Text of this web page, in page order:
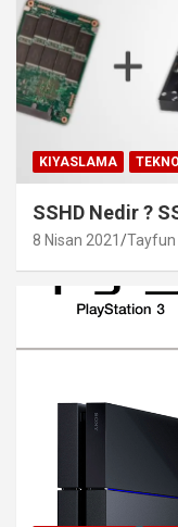
KIYASLAMA
SSHD Nedir ?
8 Nisan 2021 Tayfun